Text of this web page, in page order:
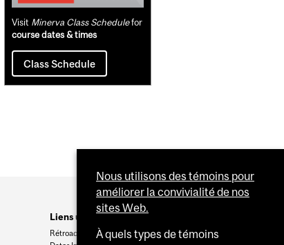
Content
Visit Minerva Class Schedulefor
course dates & times
Class Schedule
Liens utiles
Rétroaction
Nous utilisons des témoins pour
améliorer la convivialité de nos
sites Web.
À quels types de témoins